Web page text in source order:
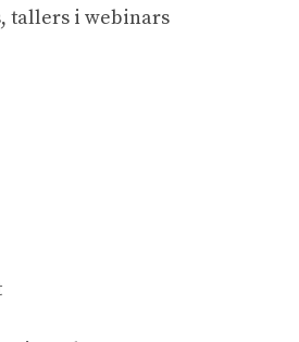
tallers i webinars